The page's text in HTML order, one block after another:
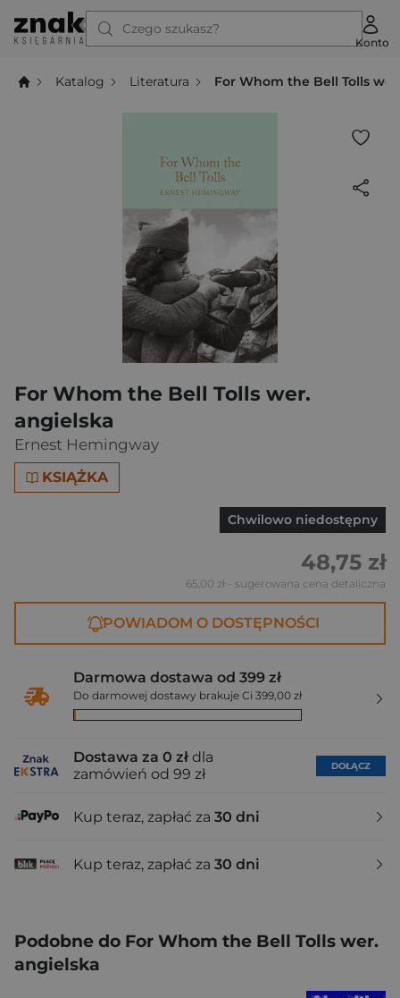
Czego szukasz?
Konto
Katalog Literatura For Whom the Bell Tolls
For Whom the Bell Tolls wer.
angielska
Ernest Hemingway
KSIĄŻKA
Chwilowo niedostępny
48,75 zł
65,00 zł - sugerowana cena detaliczna
POWIADOM O DOSTĘPNOŚCI
Darmowa dostawa od 399 zł
Do darmowej dostawy brakuje Ci 399,00 zł
Dostawa za 0 zł dla
zamówień od 99 zł
DOŁĄCZ
Kup teraz, zapłać za 30 dni
Kup teraz, zapłać za 30 dni
Podobne do For Whom the Bell Tolls wer.
angielska